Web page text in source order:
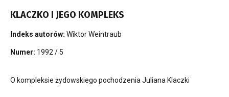
KLACZKO I JEGO KOMPLEKS
Indeks autorów: Wiktor Weintraub
Numer: 1992 / 5
O kompleksie żydowskiego pochodzenia Juliana Klaczki